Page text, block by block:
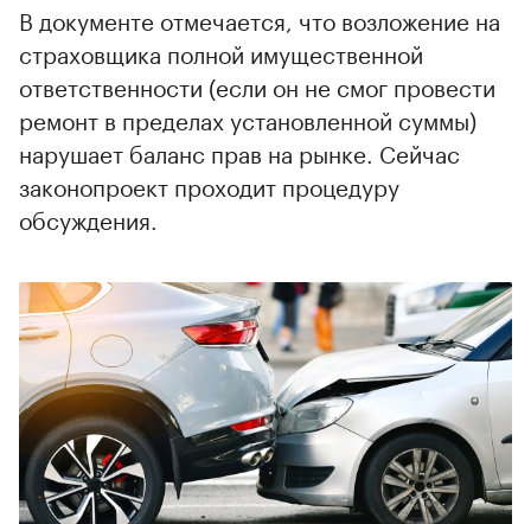
В документе отмечается, что возложение на
страховщика полной имущественной
ответственности (если он не смог провести
ремонт в пределах установленной суммы)
нарушает баланс прав на рынке. Сейчас
законопроект проходит процедуру
обсуждения.